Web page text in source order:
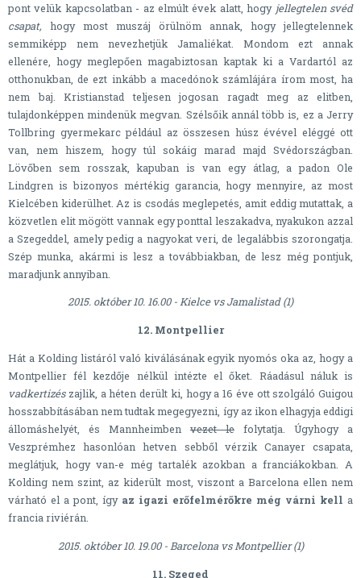
pont velük kapcsolatban - az elmúlt évek alatt, hogy jellegtelen svéd
csapat, hogy most muszáj örülnöm annak, hogy jellegtelennek
semmiképp nem nevezhetjük Jamaliékat. Mondom ezt annak
ellenére, hogy meglepően magabiztosan kaptak ki a Vardartól az
otthonukban, de ezt inkább a macedónok számlájára írom most, ha
nem baj. Kristianstad teljesen jogosan ragadt meg az elitben,
tulajdonképpen mindenük megvan. Szélsőik annál több is, ez a Jerry
Tollbring gyermekarc például az összesen húsz évével eléggé ott
van, nem hiszem, hogy túl sokáig marad majd Svédországban.
Lövőben sem rosszak, kapuban is van egy átlag, a padon Ole
Lindgren is bizonyos mértékig garancia, hogy mennyire, az most
Kielcében kiderülhet. Az is csodás meglepetés, amit eddig mutattak, a
közvetlen elit mögött vannak egy ponttal leszakadva, nyakukon azzal
a Szegeddel, amely pedig a nagyokat veri, de legalábbis szorongatja.
Szép munka, akármi is lesz a továbbiakban, de lesz még pontjuk,
maradjunk annyiban.
2015. október 10. 16.00 - Kielce vs Jamalistad (1)
12. Montpellier
Hát a Kolding listáról való kiválásának egyik nyomós oka az, hogy a
Montpellier fél kezdője nélkül intézte el őket. Ráadásul náluk is
vadkertizészajlik, a héten derült ki, hogy a 16 éve ott szolgáló Guigou
hosszabbításában nem tudtak megegyezni, így az ikon elhagyja eddigi
állomáshelyét, és Mannheimben vezet le folytatja. Úgyhogy a
Veszprémhez hasonlóan hetven sebből vérzik Canayer csapata,
meglátjuk, hogy van-e még tartalék azokban a franciákokban. A
Kolding nem szint, az kiderült most, viszont a Barcelona ellen nem
várható el a pont, ígyaz igazi erőfelmérőkre még várni kell a
francia riviérán.
2015. október 10. 19.00 - Barcelona vs Montpellier (1)
11. Szeged